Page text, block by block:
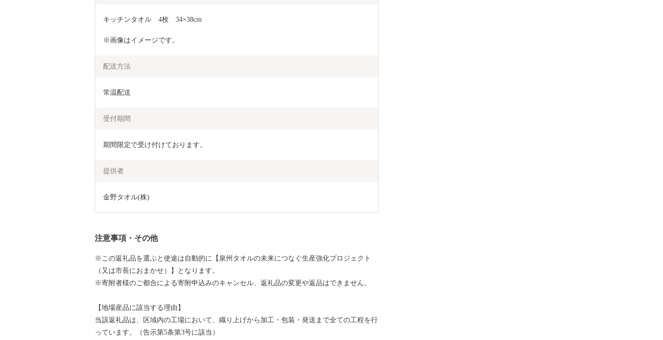
キッチンタオル　4枚　34×38cm
※画像はイメージです。
配送方法
常温配送
受付期間
期間限定で受け付けております。
提供者
金野タオル(株)
注意事項・その他
※この返礼品を選ぶと使途は自動的に【泉州タオルの未来につなぐ生産強化プロジェクト
（又は市長におまかせ）】となります。
※寄附者様のご都合による寄附申込みのキャンセル、返礼品の変更や返品はできません。
【地場産品に該当する理由】
当該返礼品は、区域内の工場において、織り上げから加工・包装・発送まで全ての工程を行
っています。（告示第5条第3号に該当）